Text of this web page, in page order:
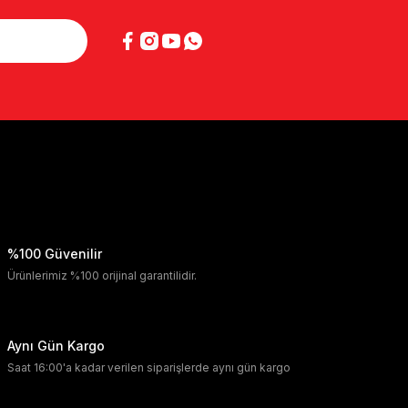
%100 Güvenilir
Ürünlerimiz %100 orijinal garantilidir.
Aynı Gün Kargo
Saat 16:00'a kadar verilen siparişlerde aynı gün kargo